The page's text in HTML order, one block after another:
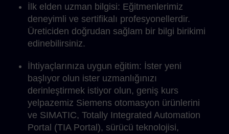
İlk elden uzman bilgisi: Eğitmenlerimiz
deneyimli ve sertifikalı profesyonellerdir.
Üreticiden doğrudan sağlam bir bilgi birikimi
edinebilirsiniz.
İhtiyaçlarınıza uygun eğitim: İster yeni
başlıyor olun ister uzmanlığınızı
derinleştirmek istiyor olun, geniş kurs
yelpazemiz Siemens otomasyon ürünlerini
ve SIMATIC, Totally Integrated Automation
Portal (TIA Portal), sürücü teknolojisi,